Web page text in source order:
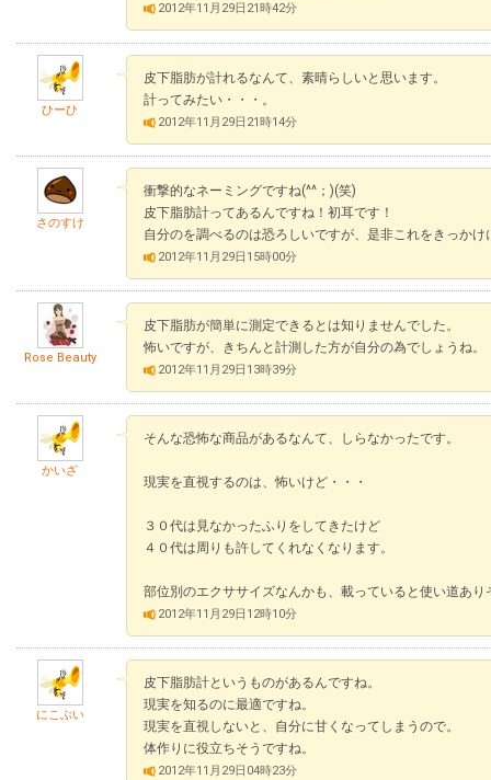
2012年11月29日21時42分
ひーひ
皮下脂肪が計れるなんて、素晴らしいと思います。
計ってみたい・・・。
2012年11月29日21時14分
さのすけ
衝撃的なネーミングですね(^^；)(笑)
皮下脂肪計ってあるんですね！初耳です！
自分のを調べるのは恐ろしいですが、是非これをきっか
2012年11月29日15時00分
Rose Beauty
皮下脂肪が簡単に測定できるとは知りませんでした。
怖いですが、きちんと計測した方が自分の為でしょうね。
2012年11月29日13時39分
かいざ
そんな恐怖な商品があるなんて、しらなかったです。
現実を直視するのは、怖いけど・・・
３０代は見なかったふりをしてきたけど
４０代は周りも許してくれなくなります。
部位別のエクササイズなんかも、載っていると使い道あり
2012年11月29日12時10分
にこぶい
皮下脂肪計というものがあるんですね。
現実を知るのに最適ですね。
現実を直視しないと、自分に甘くなってしまうので。
体作りに役立ちそうですね。
2012年11月29日04時23分